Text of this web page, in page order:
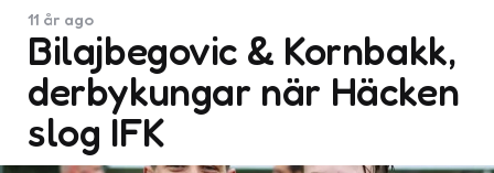
Bilajbegovic & Kornbakk,
derbykungar när Häcken
slog IFK
11 år ago